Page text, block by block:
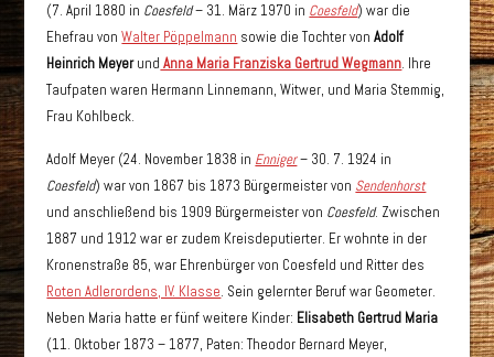
(7. April 1880 in Coesfeld– 31. März 1970 in Coesfeld) war die
Ehefrau vonWalter Pöppelmann sowie die Tochter vonAdolf
Heinrich Meyerund Anna Maria Franziska Gertrud Wegmann. Ihre
Taufpaten waren Hermann Linnemann, Witwer, und Maria Stemmig,
Frau Kohlbeck.
Adolf Meyer (24. November 1838 in Enniger– 30. 7. 1924 in
Coesfeld) war von 1867 bis 1873 Bürgermeister von Sendenhorst
und anschließend bis 1909 Bürgermeister von Coesfeld. Zwischen
1887 und 1912 war er zudem Kreisdeputierter. Er wohnte in der
Kronenstraße 85, war Ehrenbürger von Coesfeld und Ritter des
Roten Adlerordens, IV. Klasse. Sein gelernter Beruf war Geometer.
Neben Maria hatte er fünf weitere Kinder: Elisabeth Gertrud Maria
(11. Oktober 1873 – 1877, Paten: Theodor Bernard Meyer,